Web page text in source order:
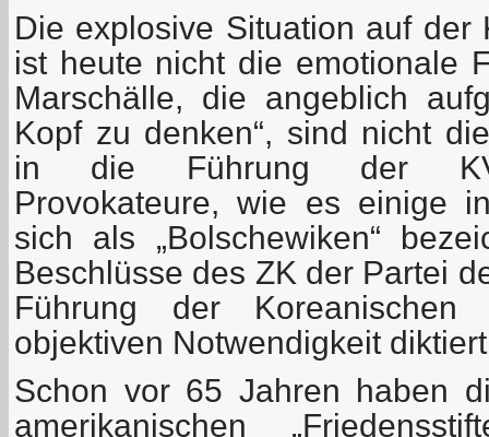
Die explosive Situation auf der
ist heute nicht die emotionale
Marschälle, die angeblich
Kopf zu denken“, sind nicht
in die Führung der
Provokateure, wie es einige
sich als „Bolschewiken“
Beschlüsse des ZK der Partei
Führung der
objektiven Notwendigkeit
Schon vor 65 Jahren haben
amerikanischen